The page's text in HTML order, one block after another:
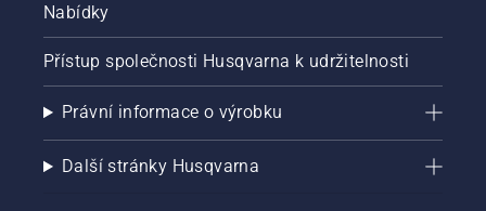
Nabídky
Přístup společnosti Husqvarna k udržitelnosti
Právní informace o výrobku
Další stránky Husqvarna